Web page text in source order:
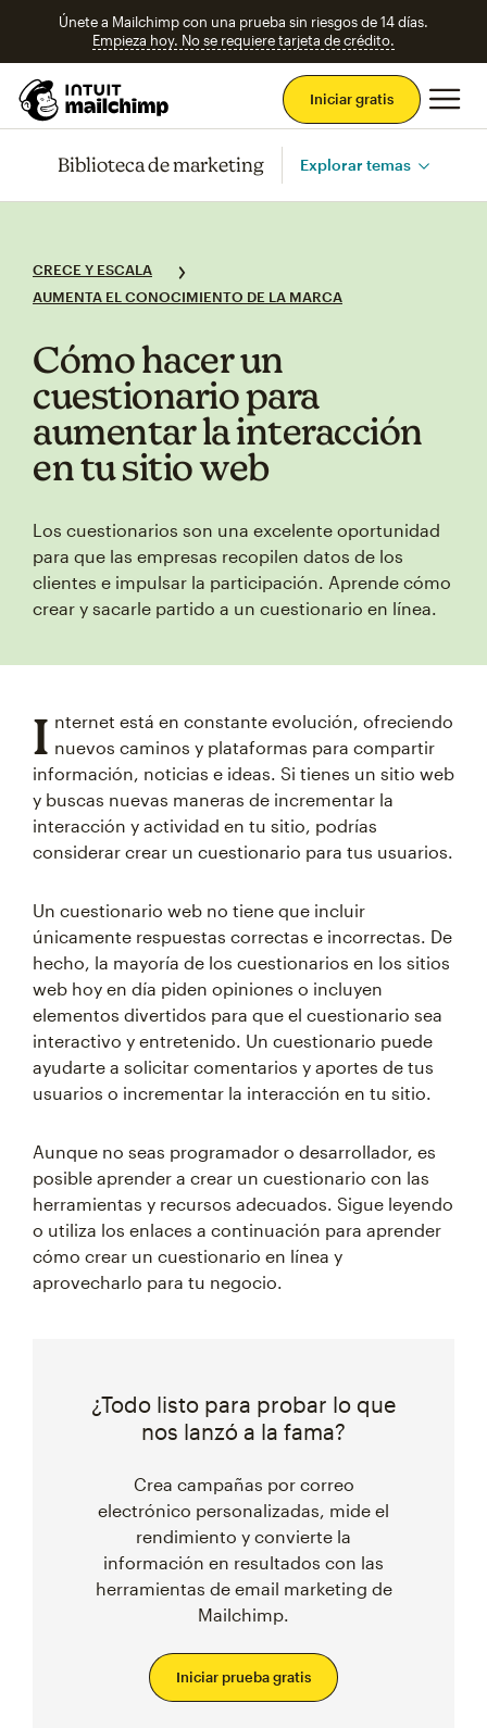
Únete a Mailchimp con una prueba sin riesgos de 14 días.
Empieza hoy. No se requiere tarjeta de crédito.
Iniciar gratis
Biblioteca de marketing Explorar temas
CRECE Y ESCALA
AUMENTA EL CONOCIMIENTO DE LA MARCA
Cómo hacer un
cuestionario para
aumentar la interacción
en tu sitio web
Los cuestionarios son una excelente oportunidad
para que las empresas recopilen datos de los
clientes e impulsar la participación. Aprende cómo
crear y sacarle partido a un cuestionario en línea.
I nternet está en constante evolución, ofreciendo
nuevos caminos y plataformas para compartir
información, noticias e ideas. Si tienes un sitio web
y buscas nuevas maneras de incrementar la
interacción y actividad en tu sitio, podrías
considerar crear un cuestionario para tus usuarios.
Un cuestionario web no tiene que incluir
únicamente respuestas correctas e incorrectas. De
hecho, la mayoría de los cuestionarios en los sitios
web hoy en día piden opiniones o incluyen
elementos divertidos para que el cuestionario sea
interactivo y entretenido. Un cuestionario puede
ayudarte a solicitar comentarios y aportes de tus
usuarios o incrementar la interacción en tu sitio.
Aunque no seas programador o desarrollador, es
posible aprender a crear un cuestionario con las
herramientas y recursos adecuados. Sigue leyendo
o utiliza los enlaces a continuación para aprender
cómo crear un cuestionario en línea y
aprovecharlo para tu negocio.
¿Todo listo para probar lo que
nos lanzó a la fama?
Crea campañas por correo
electrónico personalizadas, mide el
rendimiento y convierte la
información en resultados con las
herramientas de email marketing de
Mailchimp.
Iniciar prueba gratis